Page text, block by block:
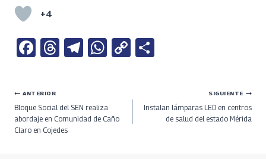
+4
Fa
b
o
o
T
a
ds
Te
a
m
W
s
A
C
Li
n
e
Navegación
de
ANTERIOR
Bloque Social del SEN realiza
abordaje en Comunidad de Caño
Claro en Cojedes
SIGUIENTE
Instalan lámparas LED en centros
de salud del estado Mérida